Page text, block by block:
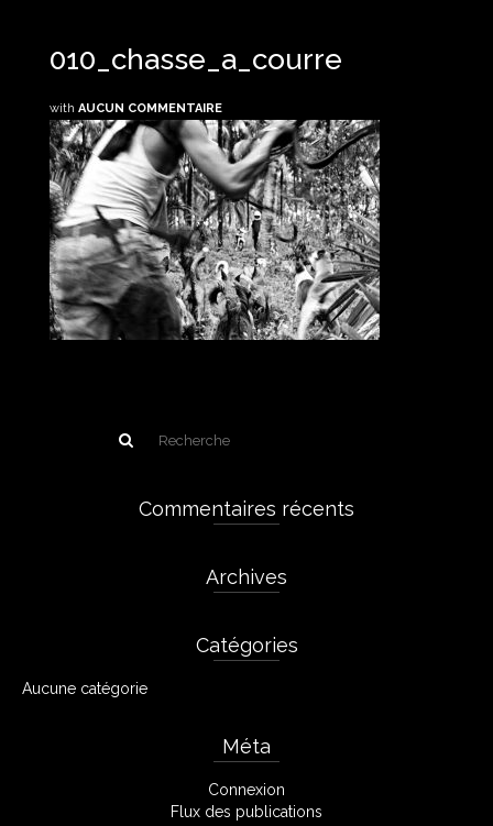
010_chasse_a_courre
with AUCUN COMMENTAIRE
Commentaires récents
Archives
Catégories
Aucune catégorie
Méta
Connexion
Flux des publications